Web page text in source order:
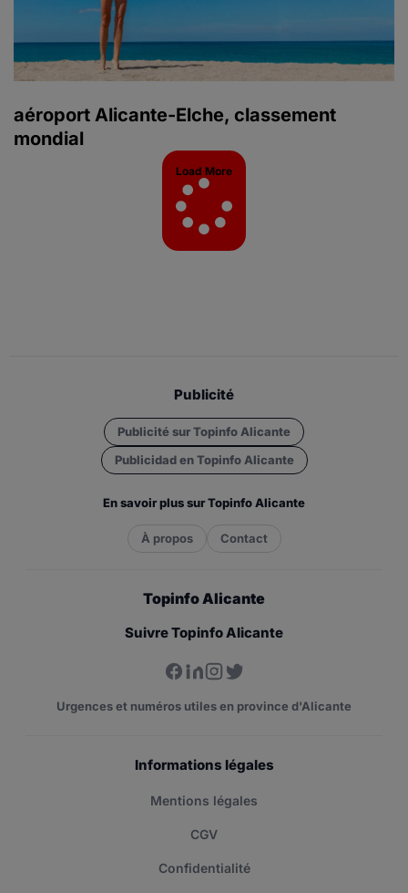
aéroport Alicante-Elche, classement
mondial
Load More
Publicité
Publicité sur Topinfo Alicante
Publicidad en Topinfo Alicante
En savoir plus sur Topinfo Alicante
À propos Contact
Topinfo Alicante
Suivre Topinfo Alicante
Urgences et numéros utiles en province d'Alicante
Informations légales
Mentions légales
CGV
Confidentialité